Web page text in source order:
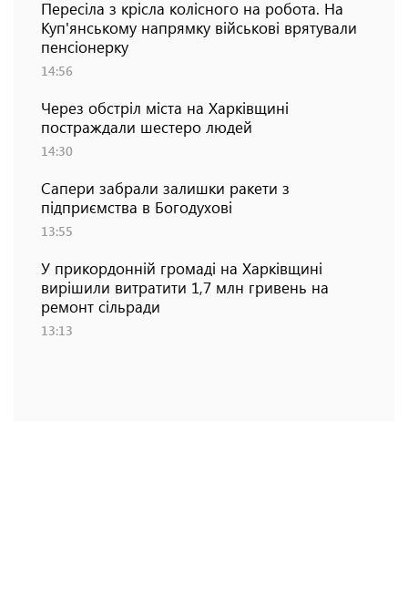
Пересіла з крісла колісного на робота. На
Куп'янському напрямку військові врятували
пенсіонерку
14:56
Через обстріл міста на Харківщині
постраждали шестеро людей
14:30
Сапери забрали залишки ракети з
підприємства в Богодухові
13:55
У прикордонній громаді на Харківщині
вирішили витратити 1,7 млн гривень на
ремонт сільради
13:13